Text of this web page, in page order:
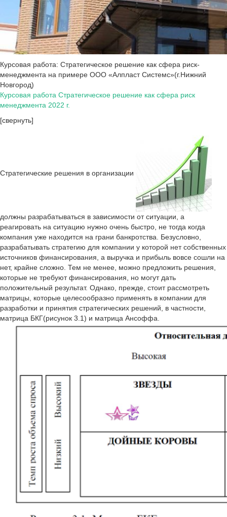
Курсовая работа: Стратегическое решение как сфера риск-
менеджмента на примере ООО «Алпласт Системс»(г.Нижний
Новгород)
Курсовая работа Стратегическое решение как сфера риск
менеджмента 2022 г.
[свернуть]
Стратегические решения в организации
должны разрабатываться в зависимости от ситуации, а
реагировать на ситуацию нужно очень быстро, не тогда когда
компания уже находится на грани банкротства. Безусловно,
разрабатывать стратегию для компании у которой нет собственных
источников финансирования, а выручка и прибыль вовсе сошли на
нет, крайне сложно. Тем не менее, можно предложить решения,
которые не требуют финансирования, но могут дать
положительный результат. Однако, прежде, стоит рассмотреть
матрицы, которые целесообразно применять в компании для
разработки и принятия стратегических решений, в частности,
матрица БКГ(рисунок 3.1) и матрица Ансоффа.